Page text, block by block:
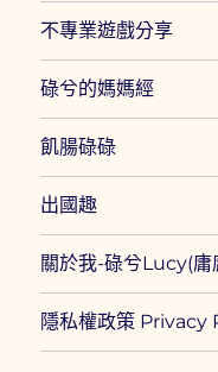
不專業遊戲分享
碌兮的媽媽經
飢腸碌碌
出國趣
關於我-碌兮Lucy(庸
隱私權政策 Privacy